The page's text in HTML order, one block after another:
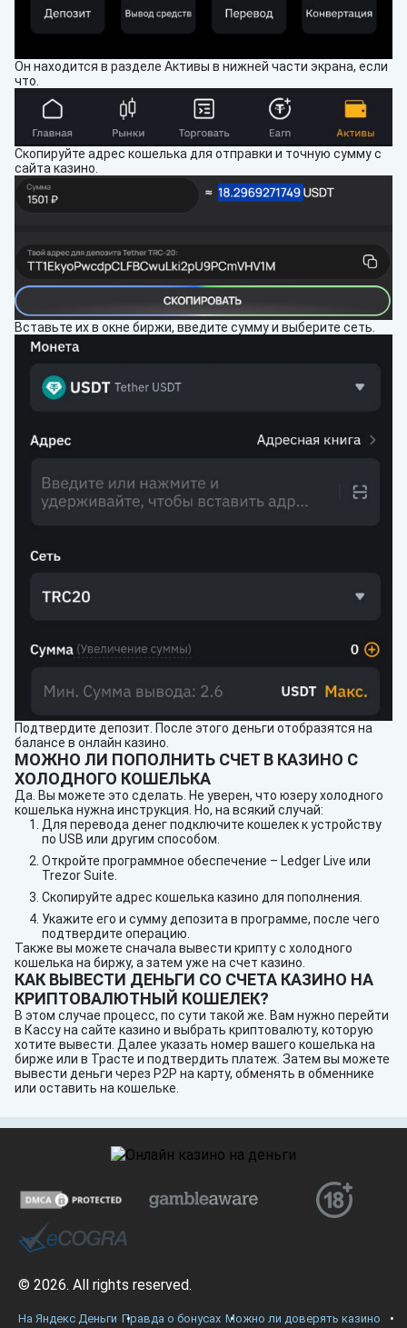
Он находится в разделе Активы в нижней части экрана, если
что.
Скопируйте адрес кошелька для отправки и точную сумму с
сайта казино.
Вставьте их в окне биржи, введите сумму и выберите сеть.
Подтвердите депозит. После этого деньги отобразятся на
балансе в онлайн казино.
МОЖНО ЛИ ПОПОЛНИТЬ СЧЕТ В КАЗИНО С
ХОЛОДНОГО КОШЕЛЬКА
Да. Вы можете это сделать. Не уверен, что юзеру холодного
кошелька нужна инструкция. Но, на всякий случай:
Для перевода денег подключите кошелек к устройству
по USB или другим способом.
Откройте программное обеспечение – Ledger Live или
Trezor Suite.
Скопируйте адрес кошелька казино для пополнения.
Укажите его и сумму депозита в программе, после чего
подтвердите операцию.
Также вы можете сначала вывести крипту с холодного
кошелька на биржу, а затем уже на счет казино.
КАК ВЫВЕСТИ ДЕНЬГИ СО СЧЕТА КАЗИНО НА
КРИПТОВАЛЮТНЫЙ КОШЕЛЕК?
В этом случае процесс, по сути такой же. Вам нужно перейти
в Кассу на сайте казино и выбрать криптовалюту, которую
хотите вывести. Далее указать номер вашего кошелька на
бирже или в Трасте и подтвердить платеж. Затем вы можете
вывести деньги через P2P на карту, обменять в обменнике
или оставить на кошельке.
© 2026. All rights reserved.
На Яндекс Деньги Правда о бонусах Можно ли доверять казино